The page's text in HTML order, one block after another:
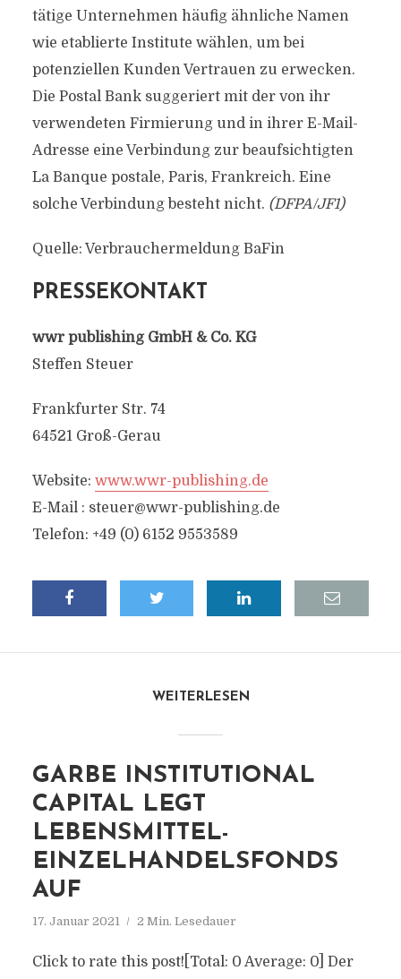
tätige Unternehmen häufig ähnliche Namen
wie etablierte Institute wählen, um bei
potenziellen Kunden Vertrauen zu erwecken.
Die Postal Bank suggeriert mit der von ihr
verwendeten Firmierung und in ihrer E-Mail-
Adresse eine Verbindung zur beaufsichtigten
La Banque postale, Paris, Frankreich. Eine
solche Verbindung besteht nicht. (DFPA/JF1)
Quelle: Verbrauchermeldung BaFin
PRESSEKONTAKT
wwr publishing GmbH & Co. KG
Steffen Steuer
Frankfurter Str. 74
64521 Groß-Gerau
Website: www.wwr-publishing.de
E-Mail : steuer@wwr-publishing.de
Telefon: +49 (0) 6152 9553589
WEITERLESEN
GARBE INSTITUTIONAL
CAPITAL LEGT
LEBENSMITTEL-
EINZELHANDELSFONDS
AUF
17. Januar 2021 2 Min. Lesedauer
Click to rate this post![Total: 0 Average: 0] Der